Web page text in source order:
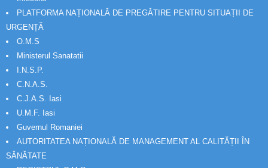
PLATFORMA NAȚIONALĂ DE PREGĂTIRE PENTRU SITUAȚII DE
URGENȚĂ
O.M.S
Ministerul Sanatatii
I.N.S.P.
C.N.A.S.
C.J.A.S. Iasi
U.M.F. Iasi
Guvernul Romaniei
AUTORITATEA NAȚIONALĂ DE MANAGEMENT AL CALITĂȚII ÎN
SĂNĂTATE